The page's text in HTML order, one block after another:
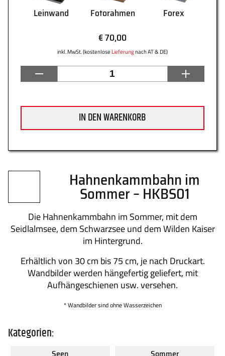
AGB
Datenschutz
Impressum
Lieferung
Zahlung
Gütesiegel
Über uns
Leinwand Fotorahmen
Forex
€ 70,00
inkl. MwSt. (kostenlose Lieferungnach AT & DE)
IN DEN WARENKORB
Hahnenkammbahn im
Sommer – HKBS01
Die Hahnenkammbahn im Sommer, mit dem
Seidlalmsee, dem Schwarzsee und dem Wilden Kaiser
im Hintergrund.
Erhältlich von 30 cm bis 75 cm, je nach Druckart.
Wandbilder werden hängefertig geliefert, mit
Aufhängeschienen usw. versehen.
* Wandbilder sind ohne Wasserzeichen
Kategorien: